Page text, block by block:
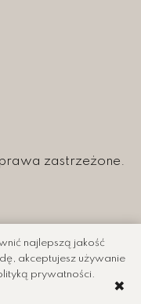
zastrzeżone.
najlepszą jakość
akceptujesz używanie
prywatności.
✖️